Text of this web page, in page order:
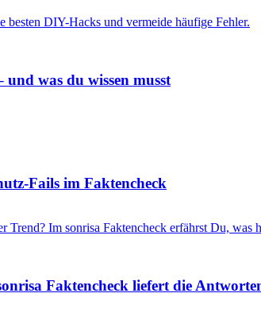
was du wissen musst
Fails im Faktencheck
Faktencheck liefert die